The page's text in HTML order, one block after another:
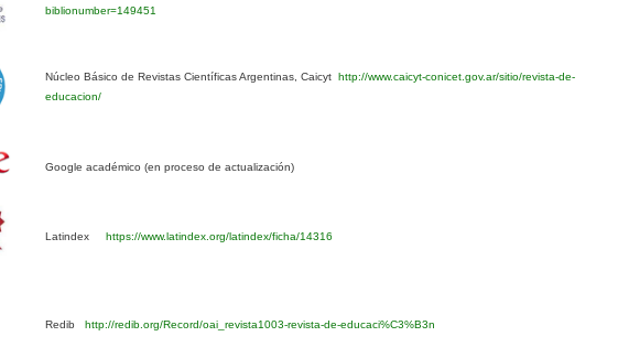
biblionumber=149451
Núcleo Básico de Revistas Científicas Argentinas, Caicyt http://www.caicyt-conicet.gov.ar/sitio/revista-de-
educacion/
Google académico (en proceso de actualización)
Latindex https://www.latindex.org/latindex/ficha/14316
Redib http://redib.org/Record/oai_revista1003-revista-de-educaci%C3%B3n